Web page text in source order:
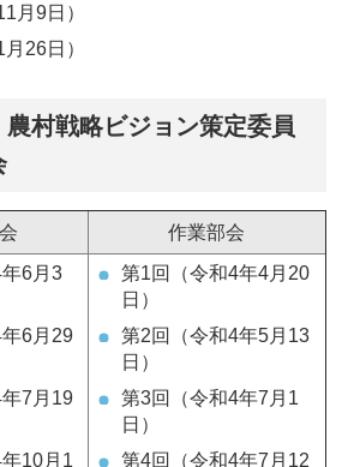
月9日）
26日）
村戦略ビジョン策定委員
作業部会
6月3
6月29
7月19
10月1
第1回（令和4年4月20
日）
第2回（令和4年5月13
日）
第3回（令和4年7月1
日）
第4回（令和4年7月12